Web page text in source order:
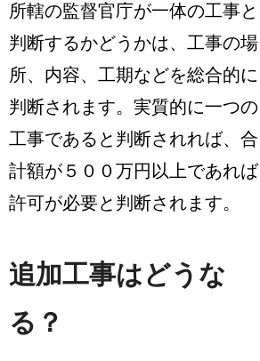
所轄の監督官庁が一体の工事と
判断するかどうかは、工事の場
所、内容、工期などを総合的に
判断されます。実質的に一つの
工事であると判断されれば、合
計額が５００万円以上であれば
許可が必要と判断されます。
追加工事はどうな
る？